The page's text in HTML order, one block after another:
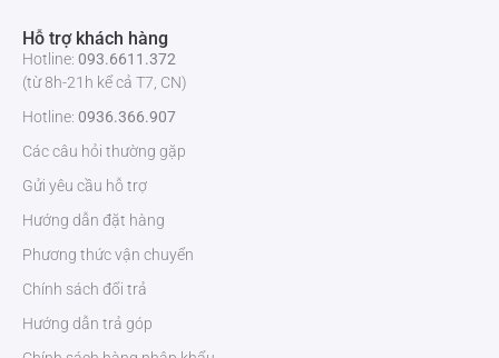
Hệ thống
PAL / NTSC
Cài đặt hình
Chế độ kích hoạt, Độ sáng, Độ tương phản, Độ bão
Cân bằng trắng, Gamma, Chế độ đèn nền, có thể
duyệt web
Phần mềm
mặc định
Hỗ trợ
Hỗ trợ khách hàng
Hotline: 093.6611.372
(từ 8h-21h kể cả T7, CN)
Hotline: 0936.366.907
Các câu hỏi thường gặp
Gửi yêu cầu hỗ trợ
Hướng dẫn đặt hàng
Phương thức vận chuyển
Chính sách đổi trả
Hướng dẫn trả góp